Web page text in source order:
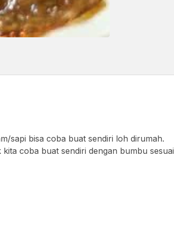
sapi bisa coba buat sendiri loh dirumah.
coba buat sendiri dengan bumbu sesuai